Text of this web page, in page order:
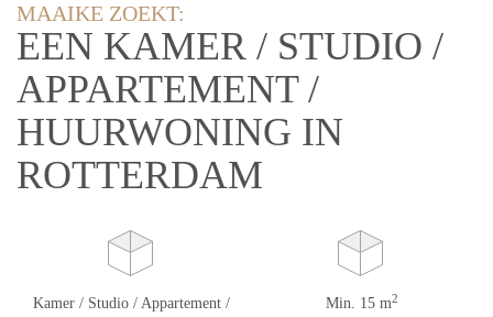
MAAIKE ZOEKT:
EEN KAMER / STUDIO /
APPARTEMENT /
HUURWONING IN
ROTTERDAM
Kamer / Studio / Appartement /
Min. 15 m2